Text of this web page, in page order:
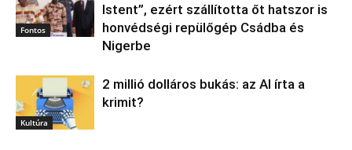
Fontos
Istent”, ezért szállította őt hatszor is
honvédségi repülőgép Csádba és
Nigerbe
Kultúra
2 millió dolláros bukás: az AI írta a
krimit?